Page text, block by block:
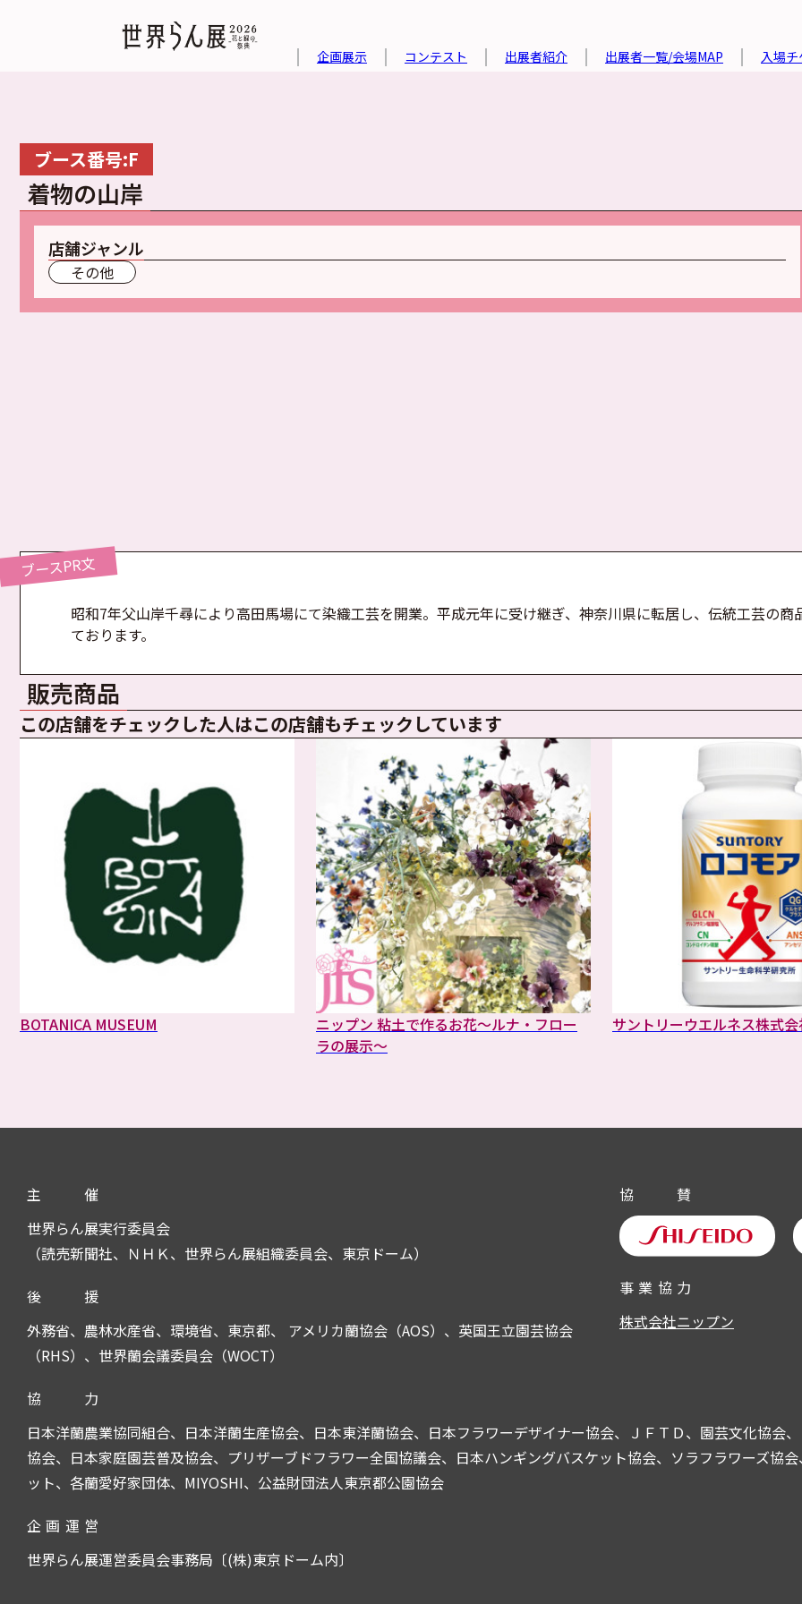
企画展示 コンテスト 出展者紹介 出展者一覧/会場MAP 入場
ブース番号:F
着物の山岸
店舗ジャンル
その他
ブースPR文
昭和7年父山岸千尋により高田馬場にて染織工芸を開業。平成元年に受け継ぎ、神奈川県に転居し、伝統工芸の
ております。
販売商品
この店舗をチェックした人はこの店舗もチェックしています
BOTANICA MUSEUM
ニップン 粘土で作るお花～ルナ・フロー
ラの展示～
サントリーウエルネス株式
主
催
世界らん展実行委員会
（読売新聞社、ＮＨＫ、世界らん展組織委員会、東京ドーム）
後
援
外務省、農林水産省、環境省、東京都、 アメリカ蘭協会（AOS）、英国王立園芸協会
（RHS）、世界蘭会議委員会（WOCT）
協 賛
事 業 協 力
株式会社ニップン
協
力
日本洋蘭農業協同組合、日本洋蘭生産協会、日本東洋蘭協会、日本フラワーデザイナー協会、ＪＦＴＤ、園芸文化協会
協会、日本家庭園芸普及協会、プリザーブドフラワー全国協議会、日本ハンギングバスケット協会、ソラフラワーズ協
ット、各蘭愛好家団体、MIYOSHI、公益財団法人東京都公園協会
企 画 運 営
世界らん展運営委員会事務局〔(株)東京ドーム内〕